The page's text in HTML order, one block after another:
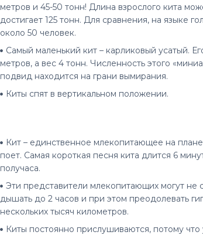
метров и 45-50 тонн! Длина взрослого кита
достигает 125 тонн. Для сравнения, на языке
около 50 человек.
Самый маленький кит – карликовый усатый.
метров, а вес 4 тонн. Численность этого
подвид находится на грани вымирания.
Киты спят в вертикальном положении.
Кит – единственное млекопитающее на
поет. Самая короткая песня кита длится 6
получаса.
Эти представители млекопитающих могут не
дышать до 2 часов и при этом преодолевать
нескольких тысяч километров.
Киты постоянно прислушиваются, потому